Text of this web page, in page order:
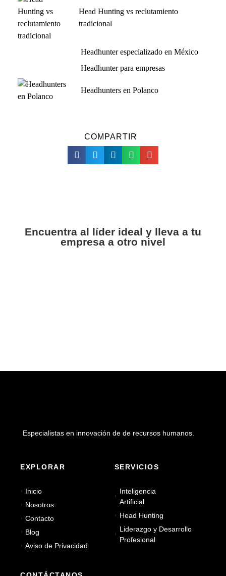
Head Hunting vs reclutamiento
tradicional
Headhunter especializado en México
Headhunter para empresas
Headhunters en Polanco
COMPARTIR
Encuentra al líder ideal y lleva a tu
empresa a otro nivel
Especialistas en innovación de de recursos humanos.
EXPLORAR
Inicio
Nosotros
Contacto
Blog
Aviso de Privacidad
SERVICIOS
Inteligencia
Artificial
Head Hunting
Liderazgo y Desarrollo
Profesional